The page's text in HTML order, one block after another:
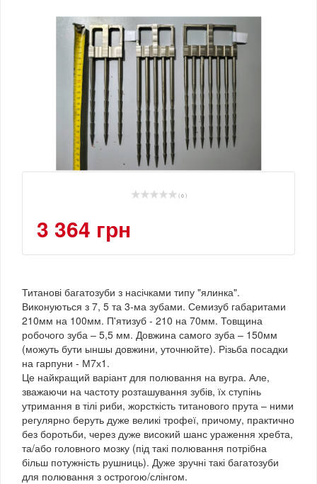
( 0 )
3 364 грн
Титанові багатозуби з насічками типу "ялинка".
Виконуються з 7, 5 та 3-ма зубами. Семизуб габаритами
210мм на 100мм. П'ятизуб - 210 на 70мм. Товщина
робочого зуба – 5,5 мм. Довжина самого зуба – 150мм
(можуть бути ыншы довжини, уточнюйте). Різьба посадки
на гарпуни - М7х1.
Це найкращий варіант для полювання на вугра. Але,
зважаючи на частоту розташування зубів, їх ступінь
утримання в тілі риби, жорсткість титанового прута – ними
регулярно беруть дуже великі трофеї, причому, практично
без боротьби, через дуже високий шанс ураження хребта,
та/або головного мозку (під такі полювання потрібна
більш потужність рушниць). Дуже зручні такі багатозуби
для полювання з острогою/слінгом.